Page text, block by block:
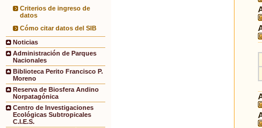
Criterios de ingreso de
datos
Cómo citar datos del SIB
Noticias
Administración de Parques
Nacionales
Biblioteca Perito Francisco P.
Moreno
Reserva de Biosfera Andino
Norpatagónica
Centro de Investigaciones
Ecológicas Subtropicales
C.I.E.S.